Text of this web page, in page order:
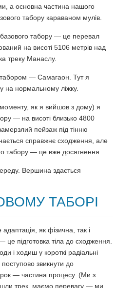
а основна частина нашого
табору караваном мулів.
табору — це перевал
на висоті 5106 метрів над
треку Манаслу.
— Самагаон. Тут я
на нормальному ліжку.
моменту, як я вийшов з дому) я
— на висоті близько 4800
пейзаж під тінню
справжнє сходження, але
табору — це вже досягнення.
Вершина здається
ТАБОРІ
як фізична, так і
це підготовка тіла до сходження.
і ходиш у короткі радіальні
звикнути до
— частина процесу. (Ми з
трек, маємо перевагу — ми